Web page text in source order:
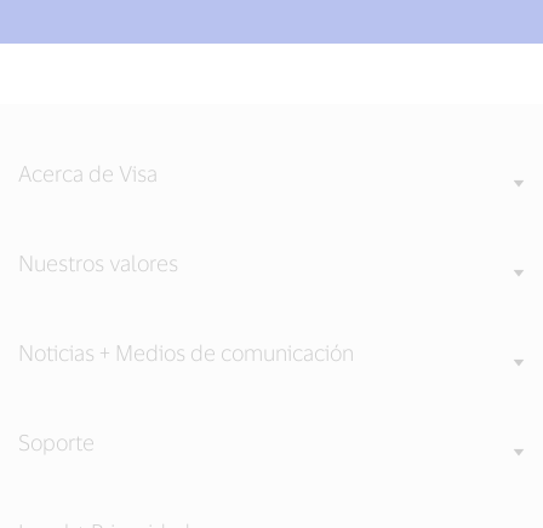
Acerca de Visa
Nuestros valores
Noticias + Medios de comunicación
Soporte